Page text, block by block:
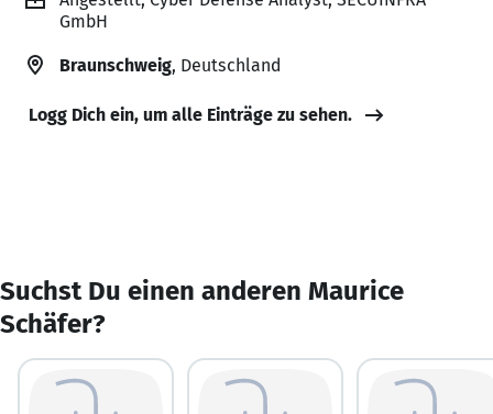
GmbH
Braunschweig, Deutschland
Logg Dich ein, um alle Einträge zu sehen.
Suchst Du einen anderen Maurice
Schäfer?